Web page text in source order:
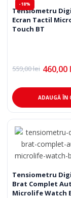
-18%
Tensiometru
Ecran Tactil
Touch BT
559,00lei
Prețul
a
fost:
559,00 lei.
460,00
Prețul
este:
460,00 lei.ADAUGĂ ÎN
Tensiometru
Brat Complet
Microlife Watch